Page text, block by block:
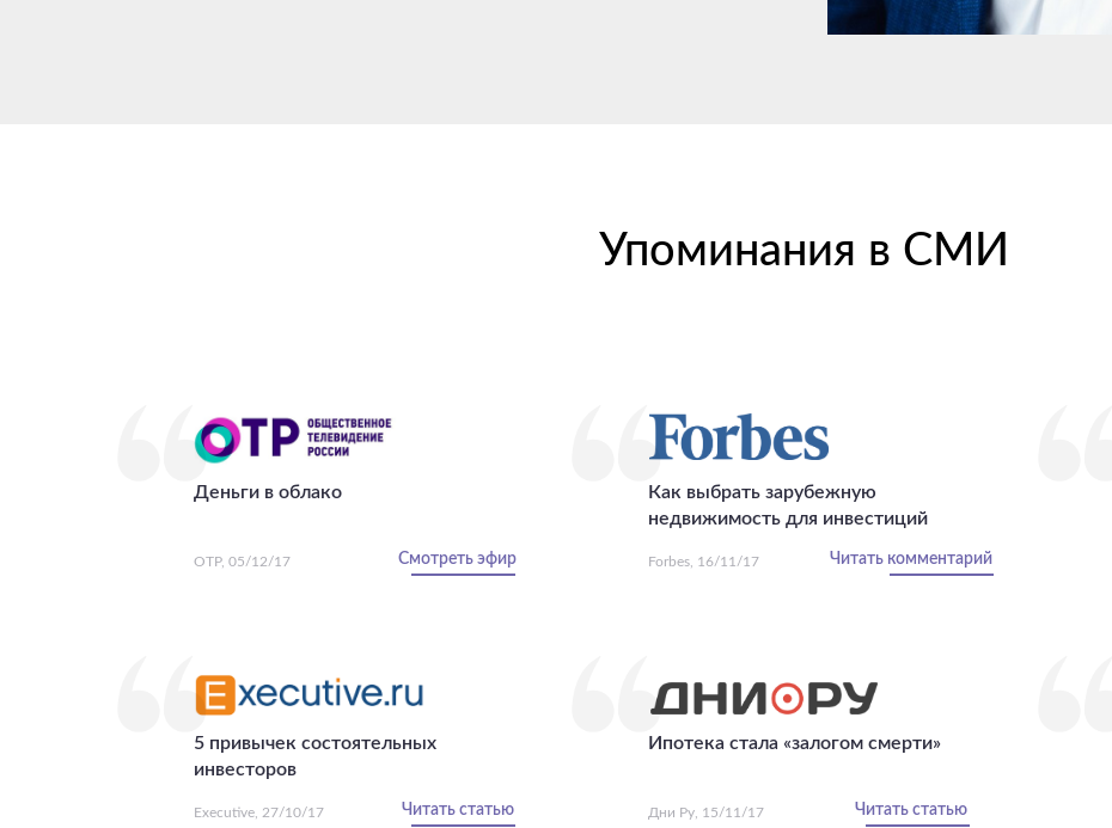
Упоминания в СМИ
Как выбрать зарубежную
недвижимость для инвестиций
Читать комментарий
Forbes, 16/11/17
Деньги в облако
Смотреть эфир
ОТР, 05/12/17
Ипотека стала «залогом смерти»
Читать статью
Дни Ру, 15/11/17
5 привычек состоятельных
инвесторов
Читать статью
Executive, 27/10/17